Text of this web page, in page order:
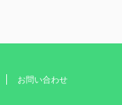
お問い合わせ